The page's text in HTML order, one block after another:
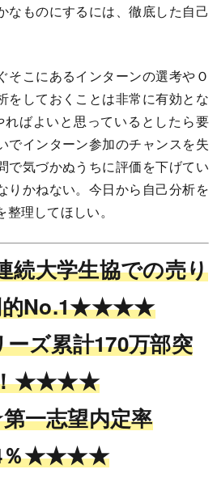
なものにするには、徹底した自己
そこにあるインターンの選考やＯ
をしておくことは非常に有効とな
ばよいと思っているとしたら要
でインターン参加のチャンスを失
で気づかぬうちに評価を下げてい
りかねない。今日から自己分析を
理してほしい。
大学生協での売り
的No.1★★★★
累計170万部突
★★★★
志望内定率
％★★★★